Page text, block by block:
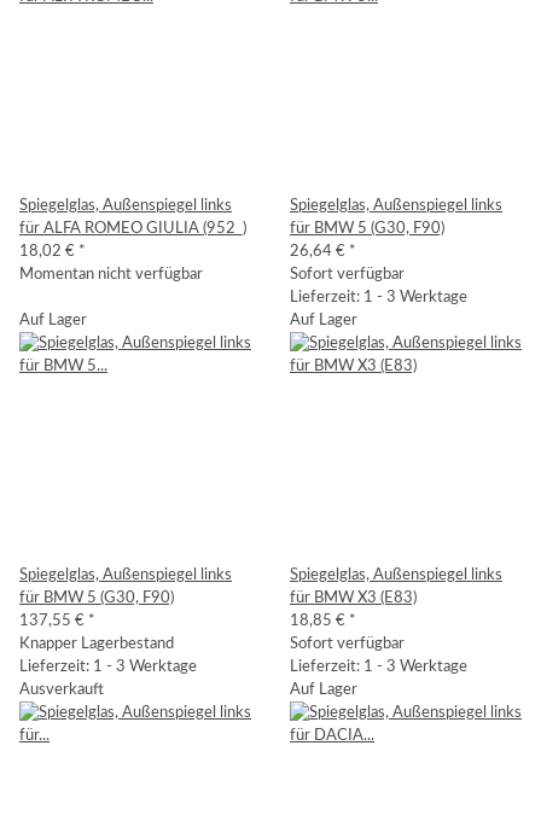
Spiegelglas, Außenspiegel links
für ALFA ROMEO GIULIA (952_)
18,02 € *
Momentan nicht verfügbar
Spiegelglas, Außenspiegel links
für BMW 5 (G30, F90)
26,64 € *
Sofort verfügbar
Lieferzeit: 1 - 3 Werktage
Auf Lager
Spiegelglas, Außenspiegel links
für BMW 5 (G30, F90)
137,55 € *
Knapper Lagerbestand
Lieferzeit: 1 - 3 Werktage
Auf Lager
Spiegelglas, Außenspiegel links
für BMW X3 (E83)
18,85 € *
Sofort verfügbar
Lieferzeit: 1 - 3 Werktage
Ausverkauft
Auf Lager